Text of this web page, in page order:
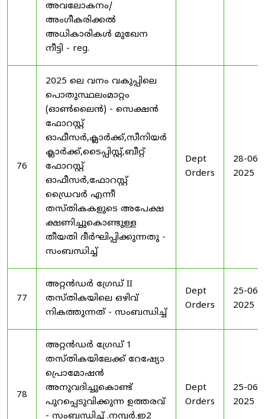
അവലോകനം/
അംഗീകരിക്കൽ
അധികാരികൾ മുഖേന
നീട്ടി - reg.
76
2025 ലെ വനം വകുപ്പിലെ
പൊതുസ്ഥലംമാറ്റം
(ഓൺലൈൻ) - സെക്ഷൻ
ഫോറസ്റ്റ്
ഓഫീസർ,ക്ലാർക്ക്,സീനിയർ
ക്ലാർക്ക്,ടൈപ്പിസ്റ്റ്,ബീറ്റ്
ഫോറസ്റ്റ്
ഓഫീസർ,ഫോറസ്റ്റ്
ഡ്രൈവർ എന്നീ
തസ്തികകളുടെ അപേക്ഷ
ക്ഷണിച്ചുകൊണ്ടുള്ള
തീയതി ദീർഘിപ്പിക്കുന്നതു -
സംബന്ധിച്ച്
Dept
Orders
28-06-
2025
77
അറ്റൻഡർ ഗ്രേഡ് II
തസ്തികയിലെ ഒഴിവ്
നികത്തുന്നത് - സംബന്ധിച്ച്
Dept
Orders
25-06-
2025
78
അറ്റൻഡർ ഗ്രേഡ് 1
തസ്തികയിലേക്ക് റേഷ്യോ
പ്രൊമോഷൻ
അനുവദിച്ചുകൊണ്ട്
പുറപ്പെടുവിക്കുന്ന ഉത്തരവ്
- സംബന്ധിച്ച് .നമ്പർ.ഇ2
Dept
Orders
25-06-
2025